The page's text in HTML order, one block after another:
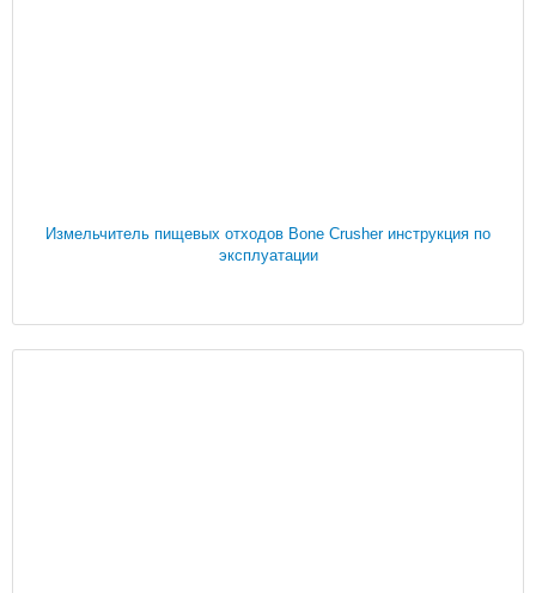
Измельчитель пищевых отходов Bone Crusher инструкция по
эксплуатации